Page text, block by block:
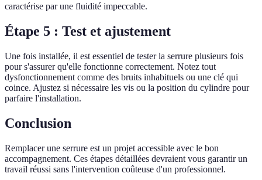
caractérise par une fluidité impeccable.
Étape 5 : Test et ajustement
Une fois installée, il est essentiel de tester la serrure plusieurs fois
pour s'assurer qu'elle fonctionne correctement. Notez tout
dysfonctionnement comme des bruits inhabituels ou une clé qui
coince. Ajustez si nécessaire les vis ou la position du cylindre pour
parfaire l'installation.
Conclusion
Remplacer une serrure est un projet accessible avec le bon
accompagnement. Ces étapes détaillées devraient vous garantir un
travail réussi sans l'intervention coûteuse d'un professionnel.